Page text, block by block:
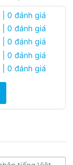
| 0 đánh giá
| 0 đánh giá
| 0 đánh giá
| 0 đánh giá
| 0 đánh giá